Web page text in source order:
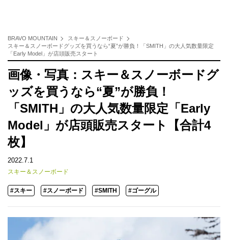
BRAVO MOUNTAIN
スキー＆スノーボード
スキー＆スノーボードグッズを買うなら“夏”が勝負！「SMITH」の大人気数量限定
「Early Model」が店頭販売スタート
画像・写真：スキー＆スノーボードグ
ッズを買うなら“夏”が勝負！
「SMITH」の大人気数量限定「Early
Model」が店頭販売スタート【合計4
枚】
2022.7.1
スキー＆スノーボード
#スキー #スノーボード #SMITH #ゴーグル